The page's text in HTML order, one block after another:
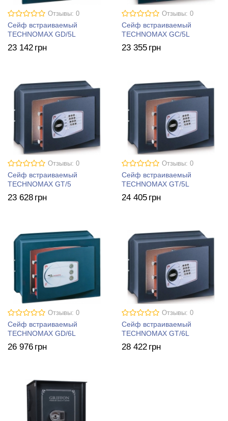
Отзывы: 0
Сейф встраиваемый
TECHNOMAX GD/5L
23 142 грн
Отзывы: 0
Сейф встраиваемый
TECHNOMAX GC/5L
23 355 грн
Отзывы: 0
Сейф встраиваемый
TECHNOMAX GT/5
23 628 грн
Отзывы: 0
Сейф встраиваемый
TECHNOMAX GT/5L
24 405 грн
Отзывы: 0
Сейф встраиваемый
TECHNOMAX GD/6L
26 976 грн
Отзывы: 0
Сейф встраиваемый
TECHNOMAX GТ/6L
28 422 грн